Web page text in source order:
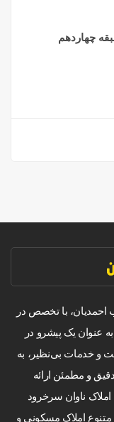
در طبقه چهاردهم
احمدیان، با تخصص در
عنوان یک پیشرو در
و خدمات بی‌نظیر، به
و مطمئن ارائه
ناوان سرخرود
متنوع املاک مسکونی و